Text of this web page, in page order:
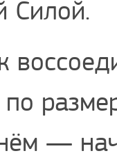
Силой.
по
—